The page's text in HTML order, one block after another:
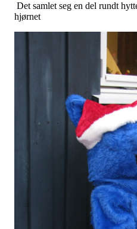
Det samlet seg en del rundt
hjørnet